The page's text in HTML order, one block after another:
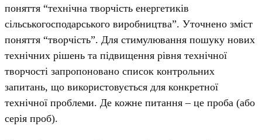
поняття “технічна творчість енергетиків
сільськогосподарського виробництва”. Уточнено зміст
поняття “творчість”. Для стимулювання пошуку нових
технічних рішень та підвищення рівня технічної
творчості запропоновано список контрольних
запитань, що використовується для конкретної
технічної проблеми. Де кожне питання – це проба (або
серія проб).